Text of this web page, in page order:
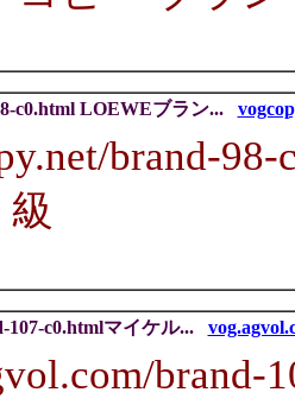
c0.html LOEWEブラン...
brand-
級
107-c0.htmlマイケル...